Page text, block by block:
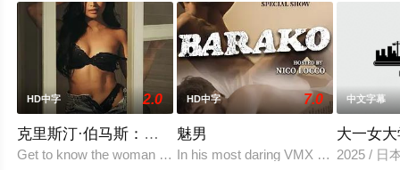
HD中字 2.0
克里斯汀·伯马斯：自始至终
Get to know the woman behind the daring rol
HD中字 7.0
魅男
In his most daring VMX appearance
中文字幕
大一女
2025 / 日